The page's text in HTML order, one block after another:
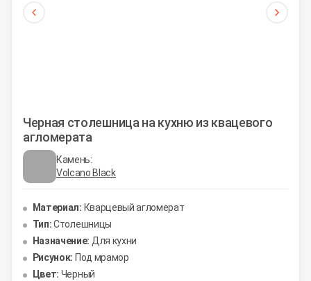
Черная столешница на кухню из квацевого
агломерата
Камень:
Volcano Black
Материал: Кварцевый агломерат
Тип:Столешницы
Назначение: Для кухни
Рисунок: Под мрамор
Цвет: Черный